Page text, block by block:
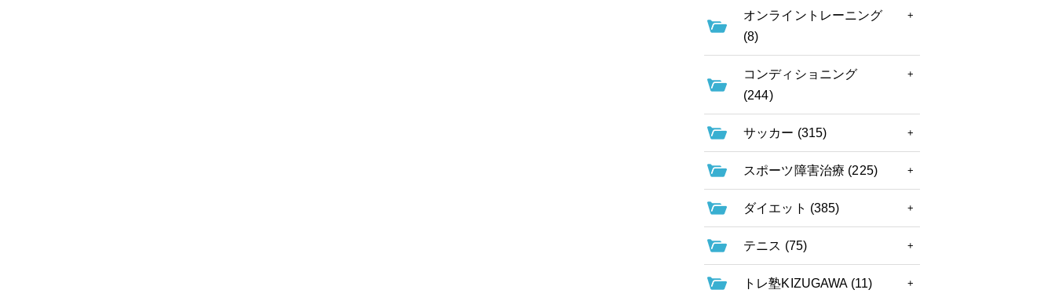
オンライントレーニング
(8)
コンディショニング
(244)
サッカー (315)
スポーツ障害治療 (225)
ダイエット (385)
テニス (75)
トレ塾KIZUGAWA (11)